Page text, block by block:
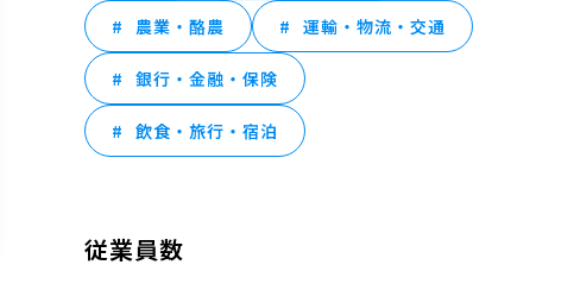
農業・酪農 運輸・物流・交通
銀行・金融・保険
飲食・旅行・宿泊
従業員数